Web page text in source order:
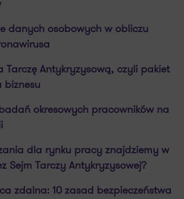
danych osobowych w obliczu
Tarczę Antykryzysową, czyli pakiet
biznesu
okresowych pracowników na
dla rynku pracy znajdziemy w
Sejm Tarczy Antykryzysowej?
zdalna: 10 zasad bezpieczeństwa